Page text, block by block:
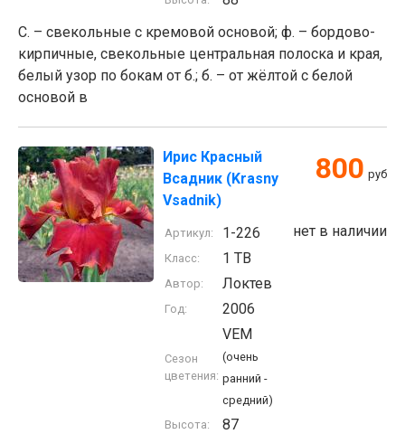
С. – свекольные с кремовой основой; ф. – бордово-
кирпичные, свекольные центральная полоска и края,
белый узор по бокам от б.; б. – от жёлтой с белой
основой в
Ирис Красный
Всадник (Krasny
Vsadnik)
800 руб
нет в наличии
Артикул: 1-226
Класс: 1 TB
Автор: Локтев
Год: 2006
Сезон
цветения:
VEM
(очень
ранний -
средний)
Высота:
87